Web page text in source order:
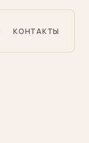
КОНТАКТЫ